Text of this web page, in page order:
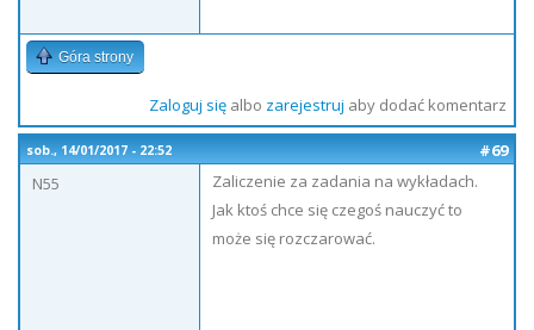
Góra strony
Zaloguj sięalbo zarejestruj aby dodać komentarz
sob., 14/01/2017 - 22:52
#69
N55
Zaliczenie za zadania na wykładach.
Jak ktoś chce się czegoś nauczyć to
może się rozczarować.